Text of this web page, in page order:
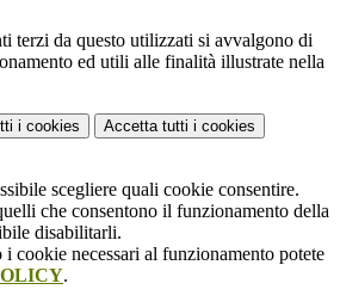
terzi da questo utilizzati si avvalgono di
ed utili alle finalità illustrate nella
i cookies Accetta tutti i cookies
scegliere quali cookie consentire.
che consentono il funzionamento della
disabilitarli.
i cookie necessari al funzionamento potete
.